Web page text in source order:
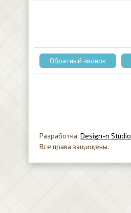
Обратный звонок
Разработка:Design-n Studio
Все права защищены.